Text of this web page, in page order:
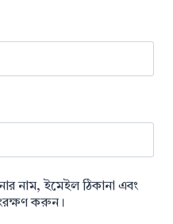
নাম, ইমেইল ঠিকানা এবং
করুন।